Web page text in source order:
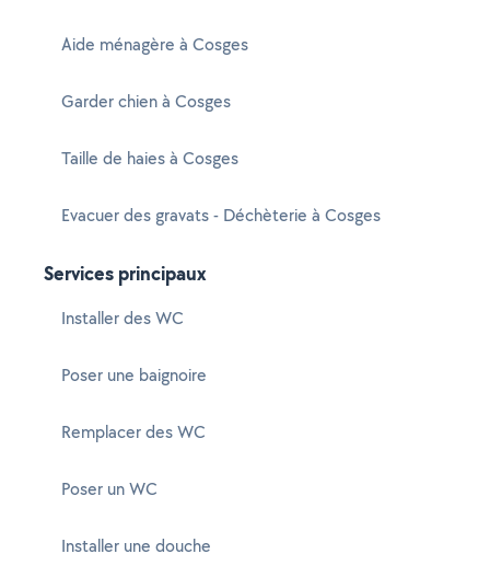
Aide ménagère à Cosges
Garder chien à Cosges
Taille de haies à Cosges
Evacuer des gravats - Déchèterie à Cosges
Services principaux
Installer des WC
Poser une baignoire
Remplacer des WC
Poser un WC
Installer une douche